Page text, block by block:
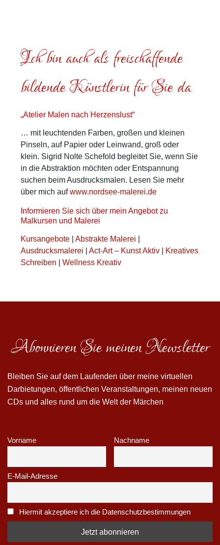
Ich bin auch als freischaffende
bildende Künstlerin für Sie da
„Atelier Malen nach Herzenslust“
… mit leuchtenden Farben, großen und kleinen
Pinseln, auf Papier oder Leinwand, groß oder
klein. Sigrid Nolte Schefold begleitet Sie, wenn Sie
in die Abstraktion möchten oder Entspannung
suchen beim Ausdrucksmalen. Lesen Sie mehr
über mich aufwww.nordsee-malerei.de
Informieren Sie sich über mein Angebot zu
Malkursen und Malerei
Kursangebote |Abstrakte Malerei |
Ausdrucksmalerei |Act-Art – Kunst Aktiv | Kreatives
Schreiben |Wellness Kreativ
Abonnieren Sie meinen Newsletter
Bleiben Sie auf dem Laufenden über meine virtuellen
Darbietungen, öffentlichen Veranstaltungen, meinen neuen
CDs und alles rund um die Welt der Märchen
Vorname Nachname
E-Mail-Adresse
Hiermit akzeptiere ich die Datenschutzbestimmungen